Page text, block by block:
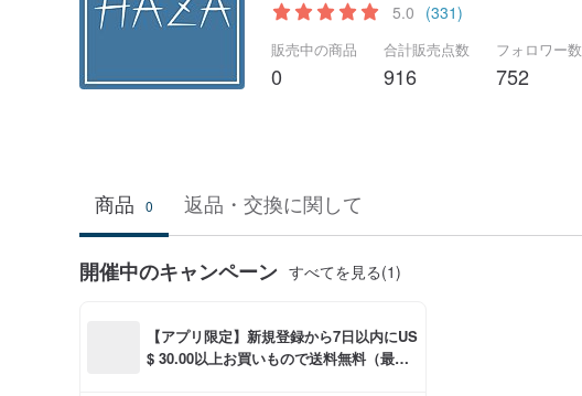
5.0 (331)
販売中の商品
0
合計販売点数
916
フォロワー数
752
商品 0 返品・交換に関して
開催中のキャンペーン すべてを見る(1)
【アプリ限定】新規登録から7日以内にUS
$ 30.00以上お買いもので送料無料（最大U